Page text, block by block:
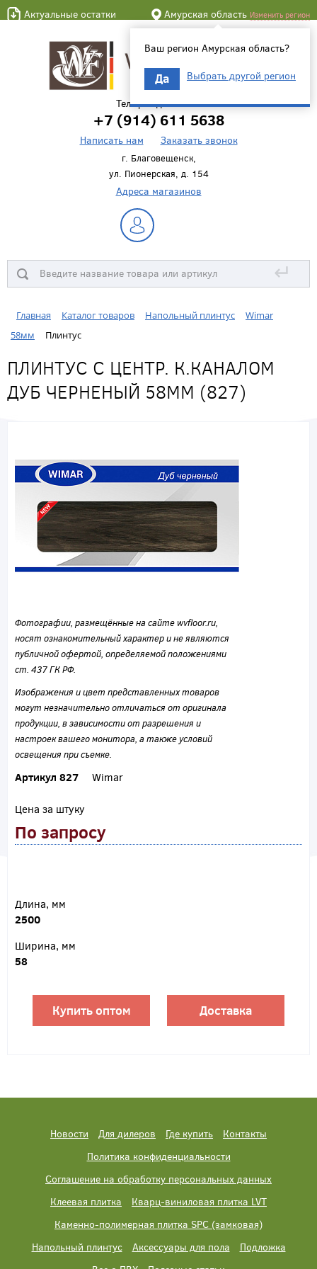
Актуальные остатки Амурская область Изменить регион
Ваш регион Амурская область?
Да Выбрать другой регион
Телефон для связи
+7 (914) 611 5638
Написать нам Заказать звонок
г. Благовещенск,
ул. Пионерская, д. 154
Адреса магазинов
↵
Главная Каталог товаров Напольный плинтус
Wimar
58мм
Плинтус
ПЛИНТУС С ЦЕНТР. К.КАНАЛОМ
ДУБ ЧЕРНЕНЫЙ 58ММ (827)
Фотографии, размещённые на сайте wvfloor.ru,
носят ознакомительный характер и не являются
публичной офертой, определяемой положениями
ст. 437 ГК РФ.
Изображения и цвет представленных товаров
могут незначительно отличаться от оригинала
продукции, в зависимости от разрешения и
настроек вашего монитора, а также условий
освещения при съемке.
Артикул 827 Wimar
Цена за штуку
По запросу
Длина, мм
2500
Ширина, мм
58
Купить оптом Доставка
Новости Для дилеров Где купить
Контакты
Политика конфиденциальности
Соглашение на обработку персональных данных
Клеевая плитка
Кварц-виниловая плитка LVT
Каменно-полимерная плитка SPC (замковая)
Напольный плинтус
Аксессуары для пола
Подложка